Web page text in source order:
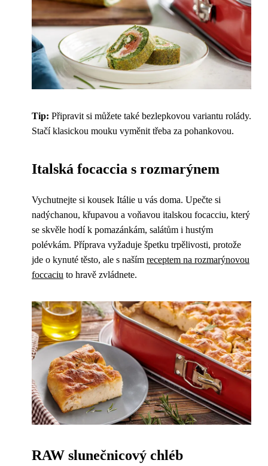
Tip: Připravit si můžete také bezlepkovou variantu rolády.
Stačí klasickou mouku vyměnit třeba za pohankovou.
Italská focaccia s rozmarýnem
Vychutnejte si kousek Itálie u vás doma. Upečte si
nadýchanou, křupavou a voňavou italskou focacciu, který
se skvěle hodí k pomazánkám, salátům i hustým
polévkám. Příprava vyžaduje špetku trpělivosti, protože
jde o kynuté těsto, ale s naším receptem na rozmarýnovou
foccaciu to hravě zvládnete.
RAW slunečnicový chléb